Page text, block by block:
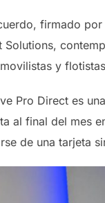
firmado por
Solutions,
y
Pro Direct es
al final del mes
de una tarjeta